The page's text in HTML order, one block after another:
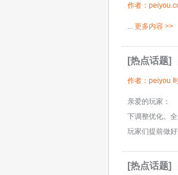
作者：
... 更多内容 >>
[热点话题]
作者：peiyou
亲爱的玩家：
下调整优化。
玩家们提前做
[热点话题]